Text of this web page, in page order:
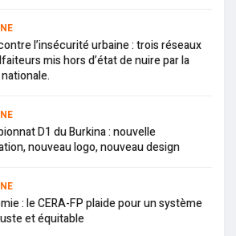
l’insécurité urbaine : trois réseaux
mis hors d’état de nuire par la
D1 du Burkina : nouvelle
nouveau logo, nouveau design
: le CERA-FP plaide pour un système
et équitable